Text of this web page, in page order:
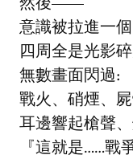
意識被拉進一
四周全是光影
無數畫面閃過:
戰火、硝煙、
耳邊響起槍聲
『這就是……戰